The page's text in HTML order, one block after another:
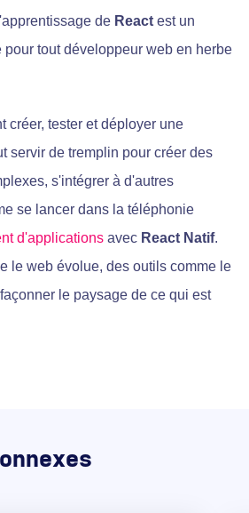
de React est un
tout développeur web en herbe
créer, tester et déployer une
servir de tremplin pour créer des
s'intégrer à d'autres
se lancer dans la téléphonie
d'applications avec React Natif.
le web évolue, des outils comme le
le paysage de ce qui est